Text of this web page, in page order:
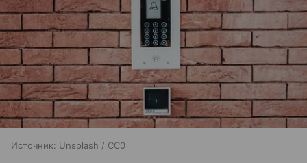
Источник: Unsplash / CC0